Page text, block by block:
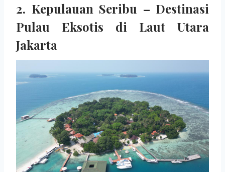
2. Kepulauan Seribu – Destinasi
Pulau Eksotis di Laut Utara
Jakarta